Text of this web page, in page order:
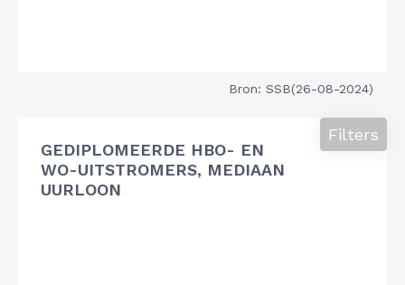
Bron: SSB(26-08-2024)
GEDIPLOMEERDE HBO- EN
WO-UITSTROMERS, MEDIAAN
UURLOON
Filters